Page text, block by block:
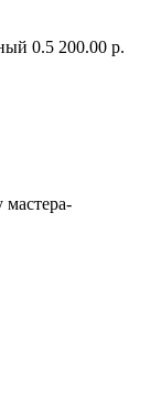
0.5 200.00 р.
мастера-